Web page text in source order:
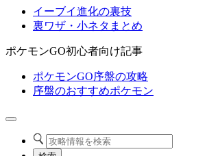
イーブイ進化の裏技
裏ワザ・小ネタまとめ
ポケモンGO初心者向け記事
ポケモンGO序盤の攻略
序盤のおすすめポケモン